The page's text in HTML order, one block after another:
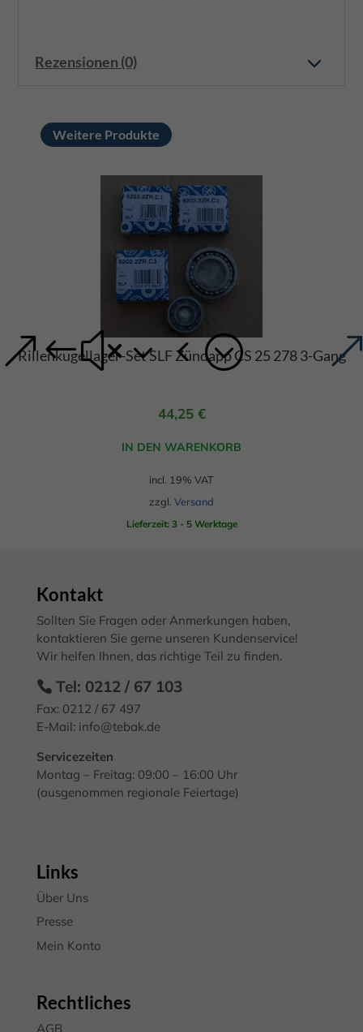
Rezensionen (0)
Weitere Produkte
Rillenkugellager-Set SLF Zündapp CS 25 278 3-Gang
44,25 €
IN DEN WARENKORB
incl. 19% VAT
zzgl. Versand
Lieferzeit: 3 - 5 Werktage
Kontakt
Sollten Sie Fragen oder Anmerkungen haben,
kontaktieren Sie gerne unseren Kundenservice!
Wir helfen Ihnen, das richtige Teil zu finden.
Tel: 0212 / 67 103
Fax: 0212 / 67 497
E-Mail: info@tebak.de
Servicezeiten
Montag – Freitag: 09:00 – 16:00 Uhr
(ausgenommen regionale Feiertage)
Links
Über Uns
Presse
Mein Konto
Rechtliches
AGB